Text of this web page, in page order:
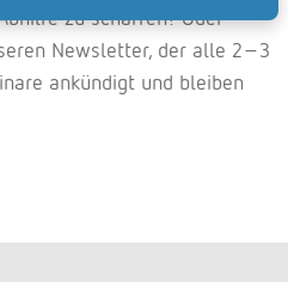
zu schaffen! Oder
Newsletter, der alle 2-3
ankündigt und bleiben